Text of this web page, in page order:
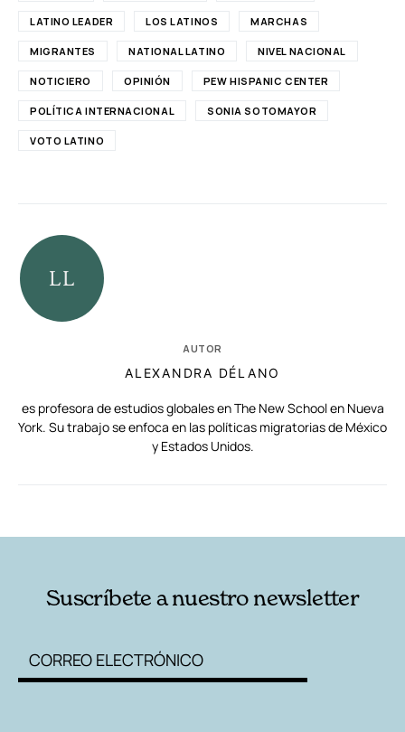
LATINO LEADER LOS LATINOS MARCHAS
MIGRANTES NATIONAL LATINO NIVEL NACIONAL
NOTICIERO OPINIÓN PEW HISPANIC CENTER
POLÍTICA INTERNACIONAL SONIA SOTOMAYOR
VOTO LATINO
AUTOR
ALEXANDRA DÉLANO
es profesora de estudios globales en The New School en Nueva
York. Su trabajo se enfoca en las políticas migratorias de México
y Estados Unidos.
Suscríbete a nuestro newsletter